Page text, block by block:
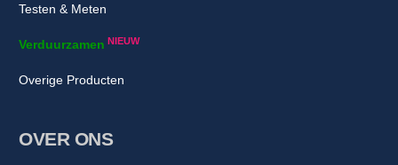
Testen & Meten
Verduurzamen NIEUW
Overige Producten
OVER ONS